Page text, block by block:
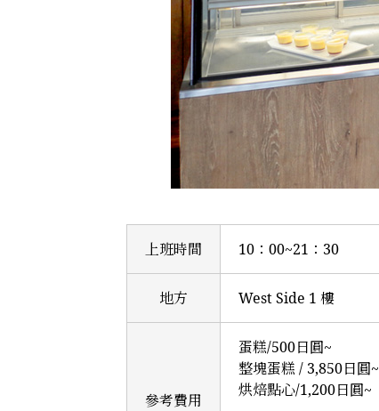
上班時間 10：00~21：30
地方 West Side 1 樓
參考費用
蛋糕/500日圓~
整塊蛋糕 / 3,850日圓~
烘焙點心/1,200日圓~